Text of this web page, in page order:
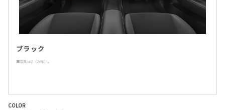
ブラック
■写真はZ（2WD）。
COLOR